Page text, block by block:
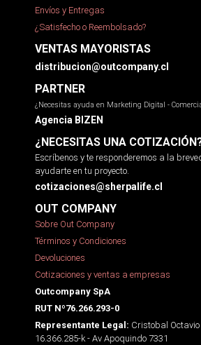
Envíos y Entregas
¿Satisfecho o Reembolsado?
VENTAS MAYORISTAS
distribucion@outcompany.cl
PARTNER
¿Necesitas ayuda en Marketing Digital -
Agencia BIZEN
¿NECESITAS UNA
Escríbenos y te responderemos a la
ayudarte en tu proyecto.
cotizaciones@sherpalife.cl
OUT COMPANY
Sobre Out Company
Términos y Condiciones
Devoluciones
Cotizaciones y ventas a empresas
Outcompany SpA
RUT Nº76.266.293-0
Representante Legal: Cristobal
16.366.285-k - Av Apoquindo 7331